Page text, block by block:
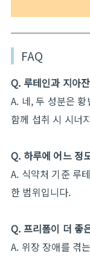
FAQ
Q. 루테인과 지아
A. 네, 두 성분은
함께 섭취 시 시너
Q. 하루에 어느 정
A. 식약처 기준 루
한 범위입니다.
Q. 프리폼이 더 좋
A. 위장 장애를 겪